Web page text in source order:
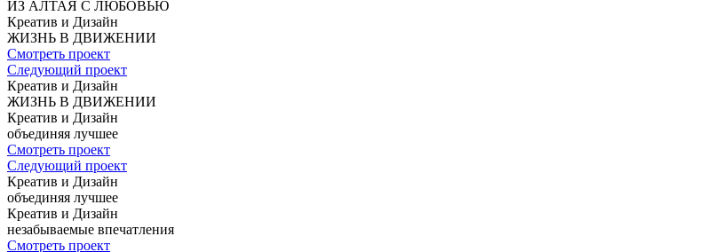
ИЗ АЛТАЯ С ЛЮБОВЬЮ
Креатив и Дизайн
ЖИЗНЬ В ДВИЖЕНИИ
Смотреть проект
Следующий проект
Креатив и Дизайн
ЖИЗНЬ В ДВИЖЕНИИ
Креатив и Дизайн
объединяя лучшее
Смотреть проект
Следующий проект
Креатив и Дизайн
объединяя лучшее
Креатив и Дизайн
незабываемые впечатления
Смотреть проект